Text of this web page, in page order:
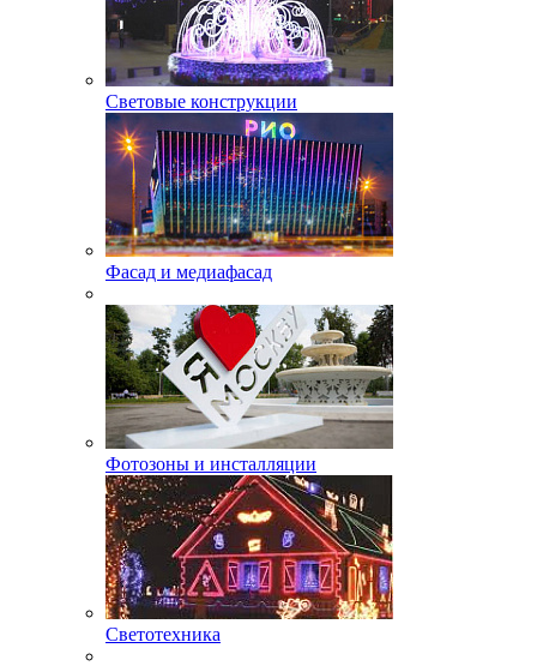
Световые конструкции
Фасад и медиафасад
Фотозоны и инсталляции
Светотехника